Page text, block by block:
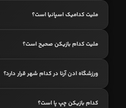
ملیت کدامیک اسپانیا است؟
ملیت کدام بازیکن صحیح است؟
ورزشگاه ادن آرنا در کدام شهر قرار دارد؟
کدام بازیکن چپ پا است؟